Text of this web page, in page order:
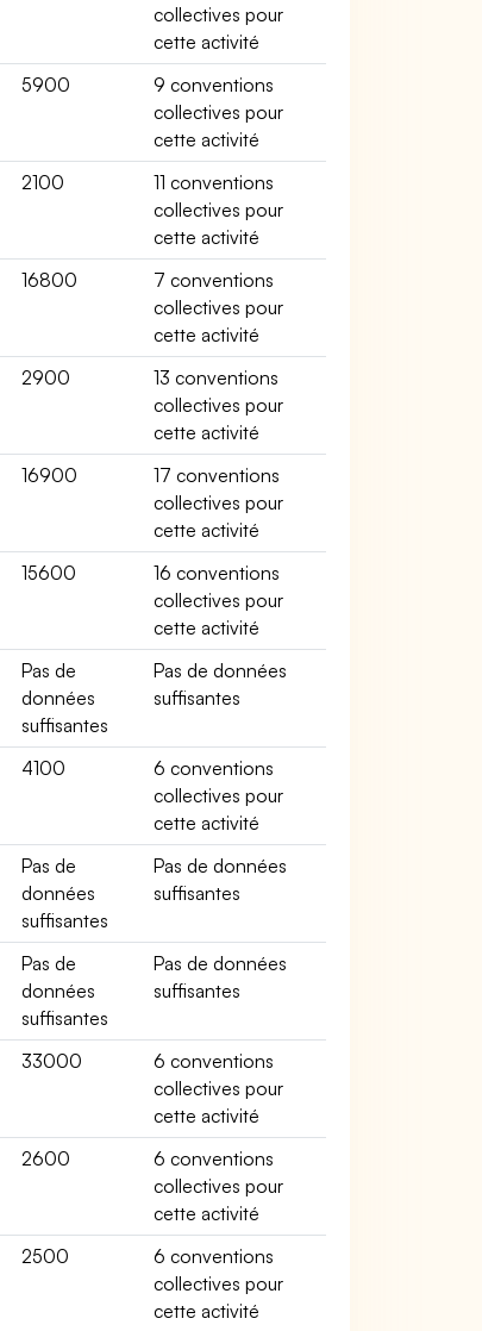
collectives pour
cette activité
5900
9 conventions
collectives pour
cette activité
2100
11 conventions
collectives pour
cette activité
16800
7 conventions
collectives pour
cette activité
2900
13 conventions
collectives pour
cette activité
16900
17 conventions
collectives pour
cette activité
15600
16 conventions
collectives pour
cette activité
Pas de
données
suffisantes
Pas de données
suffisantes
4100
6 conventions
collectives pour
cette activité
Pas de
données
suffisantes
Pas de données
suffisantes
Pas de
données
suffisantes
Pas de données
suffisantes
33000
6 conventions
collectives pour
cette activité
2600
6 conventions
collectives pour
cette activité
2500
6 conventions
collectives pour
cette activité